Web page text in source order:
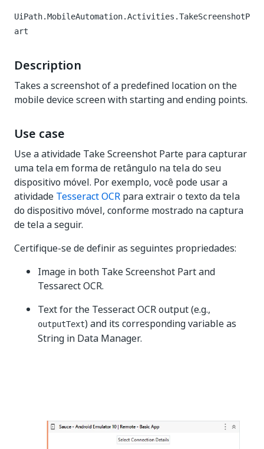
UiPath.MobileAutomation.Activities.TakeScreenshotP
art
Description
Takes a screenshot of a predefined location on the
mobile device screen with starting and ending points.
Use case
Use a atividade Take Screenshot Parte para capturar
uma tela em forma de retângulo na tela do seu
dispositivo móvel. Por exemplo, você pode usar a
atividade Tesseract OCR para extrair o texto da tela
do dispositivo móvel, conforme mostrado na captura
de tela a seguir.
Certifique-se de definir as seguintes propriedades:
Image in both Take Screenshot Part and
Tessarect OCR.
Text for the Tesseract OCR output (e.g.,
outputText) and its corresponding variable as
String in Data Manager.